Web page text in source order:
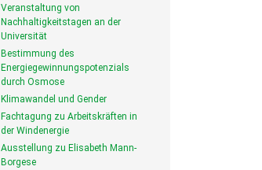
Veranstaltung von
Nachhaltigkeitstagen an der
Universität
Bestimmung des
Energiegewinnungspotenzials
durch Osmose
Klimawandel und Gender
Fachtagung zu Arbeitskräften in
der Windenergie
Ausstellung zu Elisabeth Mann-
Borgese